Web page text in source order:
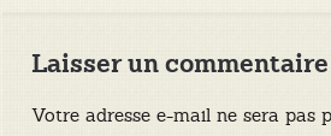
Laisser un commentaire
Votre adresse e-mail ne sera pas